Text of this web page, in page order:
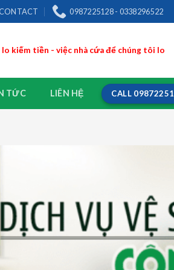
0987225128 - 0338296522
lo kiếm tiền - việc nhà cứa để chúng tôi lo
TỨC LIÊN HỆ CALL